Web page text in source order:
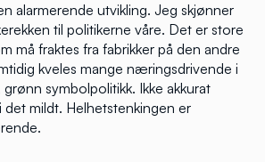
alarmerende utvikling. Jeg skjønner
til politikerne våre. Det er store
må fraktes fra fabrikker på den andre
kveles mange næringsdrivende i
symbolpolitikk. Ikke akkurat
det mildt. Helhetstenkingen er